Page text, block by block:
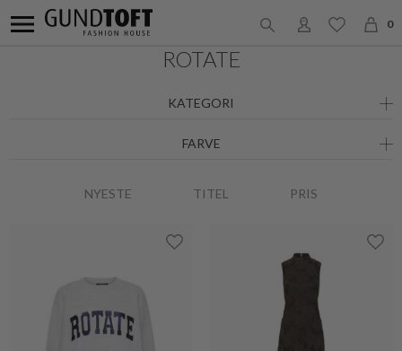
0
ROTATE
KATEGORI
FARVE
NYESTE TITEL PRIS